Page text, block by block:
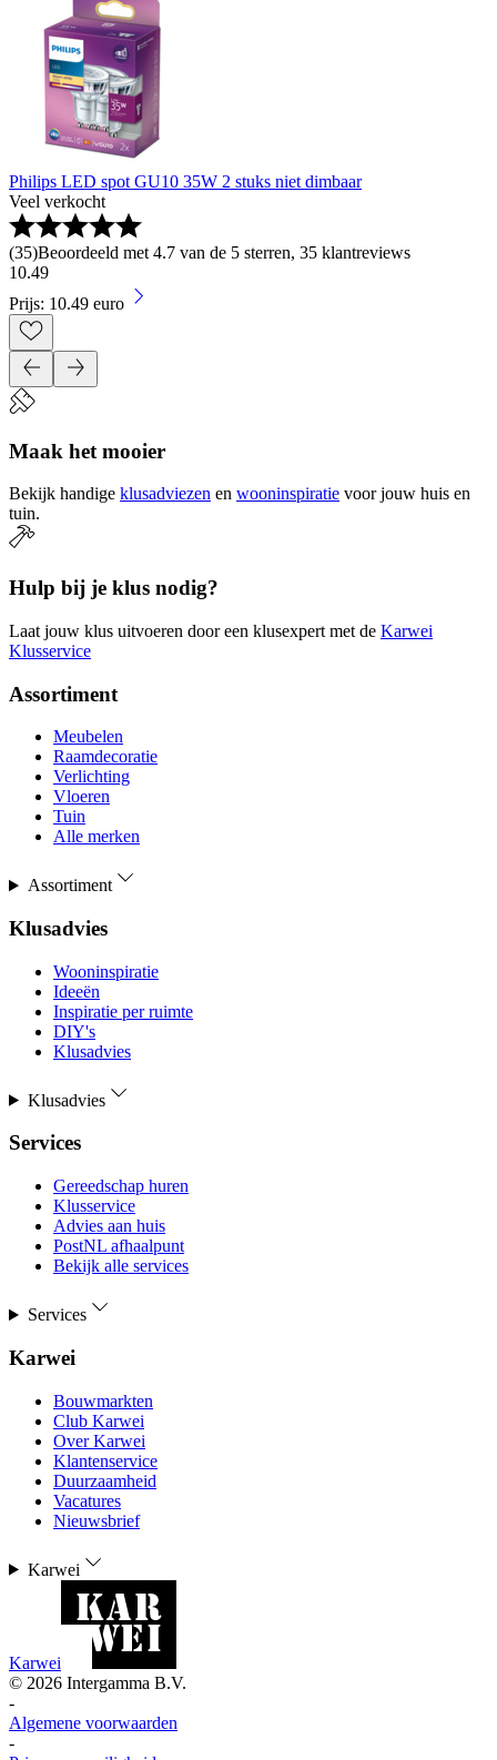
Philips LED spot GU10 35W 2 stuks niet dimbaar
Veel verkocht
(35)Beoordeeld met 4.7 van de 5 sterren, 35 klantreviews
10.49
Prijs: 10.49 euro
Maak het mooier
Bekijk handige klusadviezen en wooninspiratie voor jouw huis en
tuin.
Hulp bij je klus nodig?
Laat jouw klus uitvoeren door een klusexpert met de Karwei
Klusservice
Assortiment
Meubelen
Raamdecoratie
Verlichting
Vloeren
Tuin
Alle merken
Assortiment
Klusadvies
Wooninspiratie
Ideeën
Inspiratie per ruimte
DIY's
Klusadvies
Klusadvies
Services
Gereedschap huren
Klusservice
Advies aan huis
PostNL afhaalpunt
Bekijk alle services
Services
Karwei
Bouwmarkten
Club Karwei
Over Karwei
Klantenservice
Duurzaamheid
Vacatures
Nieuwsbrief
Karwei
Karwei
© 2026 Intergamma B.V.
-
Algemene voorwaarden
-